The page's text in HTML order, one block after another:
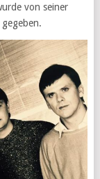
von seiner